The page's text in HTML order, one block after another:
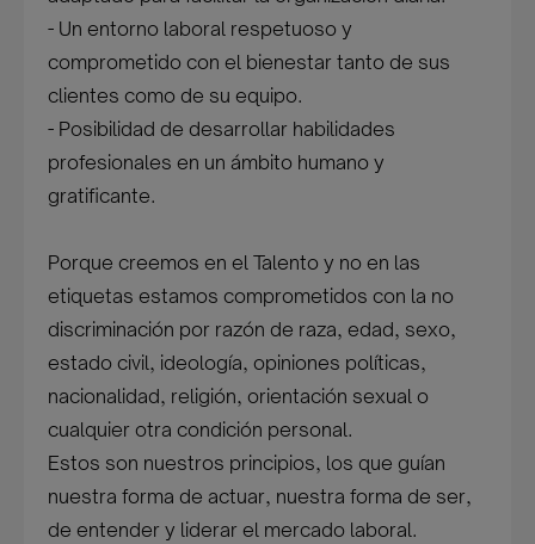
- Un entorno laboral respetuoso y
comprometido con el bienestar tanto de sus
clientes como de su equipo.
- Posibilidad de desarrollar habilidades
profesionales en un ámbito humano y
gratificante.
Porque creemos en el Talento y no en las
etiquetas estamos comprometidos con la no
discriminación por razón de raza, edad, sexo,
estado civil, ideología, opiniones políticas,
nacionalidad, religión, orientación sexual o
cualquier otra condición personal.
Estos son nuestros principios, los que guían
nuestra forma de actuar, nuestra forma de ser,
de entender y liderar el mercado laboral.